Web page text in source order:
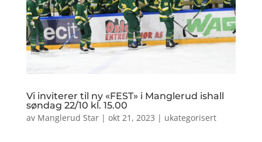
Vi inviterer til ny «FEST» i Manglerud ishall
søndag 22/10 kl. 15.00
av Manglerud Star| okt 21, 2023 | ukategorisert